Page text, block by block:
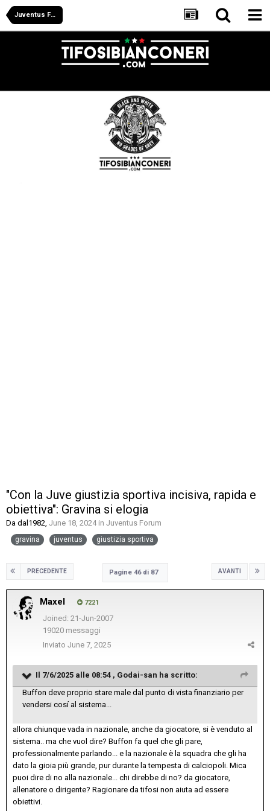
Juventus Forum
"Con la Juve giustizia sportiva incisiva, rapida e
obiettiva": Gravina si elogia
Da dal1982, June 18, 2024in Juventus Forum
gravina juventus giustizia sportiva
PRECEDENTE AVANTI
Pagine 46 di 87
Maxel 7221
Joined: 21-Jun-2007
19020 messaggi
Inviato June 7, 2025
Il 7/6/2025 alle 08:54 , Godai-san ha scritto:
Buffon deve proprio stare male dal punto di vista finanziario per
vendersi cosí al sistema...
allora chiunque vada in nazionale, anche da giocatore, si è venduto al
sistema.. ma che vuol dire? Buffon fa quel che gli pare,
professionalmente parlando... e la nazionale è la squadra che gli ha
dato la gioia più grande, pur durante la tempesta di calciopoli. Mica
puoi dire di no alla nazionale... chi direbbe di no? da giocatore,
allenatore o dirigente? Ragionare da tifosi non aiuta ad essere
obiettivi.